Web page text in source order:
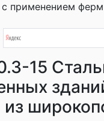
с применением
15
из